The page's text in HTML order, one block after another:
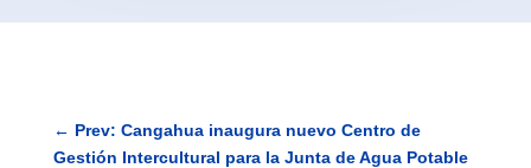
← Prev: Cangahua inaugura nuevo Centro de
Gestión Intercultural para la Junta de Agua Potable